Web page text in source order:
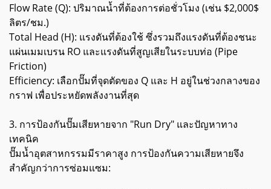
Flow Rate (Q): ปริมาณน้ำที่ต้องการต่อชั่วโมง (เช่น $2,000$
ลิตร/ชม.)
Total Head (H): แรงดันที่ต้องใช้ ซึ่งรวมถึงแรงดันที่ต้องชนะ
แผ่นเมมเบรน RO และแรงดันที่สูญเสียในระบบท่อ (Pipe
Friction)
Efficiency: เลือกปั๊มที่จุดตัดของ Q และ H อยู่ในช่วงกลางของ
กราฟ เพื่อประหยัดพลังงานที่สุด
3. การป้องกันปั๊มเสียหายจาก "Run Dry" และปัญหาทาง
เทคนิค
ปั๊มน้ำอุตสาหกรรมมีราคาสูง การป้องกันความเสียหายจึง
สำคัญกว่าการซ่อมแซม: